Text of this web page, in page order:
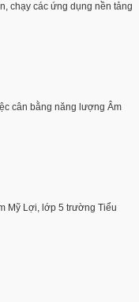
chạy các ứng dụng nền tảng
cân bằng năng lượng Âm
Mỹ Lợi, lớp 5 trường Tiểu